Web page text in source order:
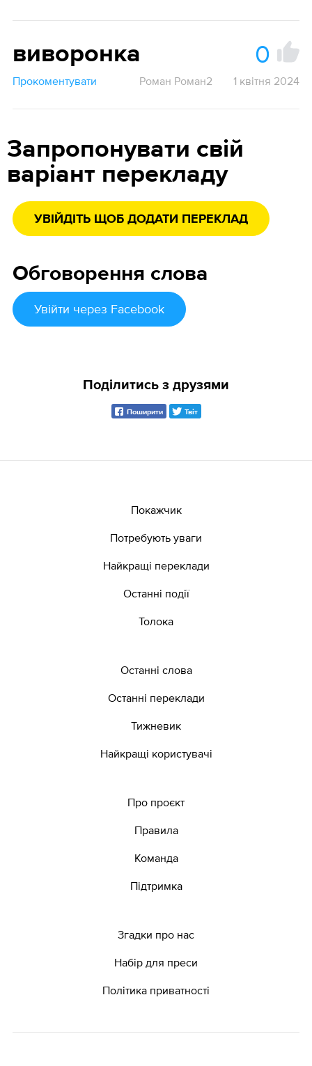
виворонка 0
Прокоментувати Роман Роман2 1 квітня 2024
Запропонувати свій
варіант перекладу
УВІЙДІТЬ ЩОБ ДОДАТИ ПЕРЕКЛАД
Обговорення слова
Увійти через Facebook
Поділитись з друзями
Поширити Твіт
Покажчик
Потребують уваги
Найкращі переклади
Останні події
Толока
Останні слова
Останні переклади
Тижневик
Найкращі користувачі
Про проєкт
Правила
Команда
Підтримка
Згадки про нас
Набір для преси
Політика приватності